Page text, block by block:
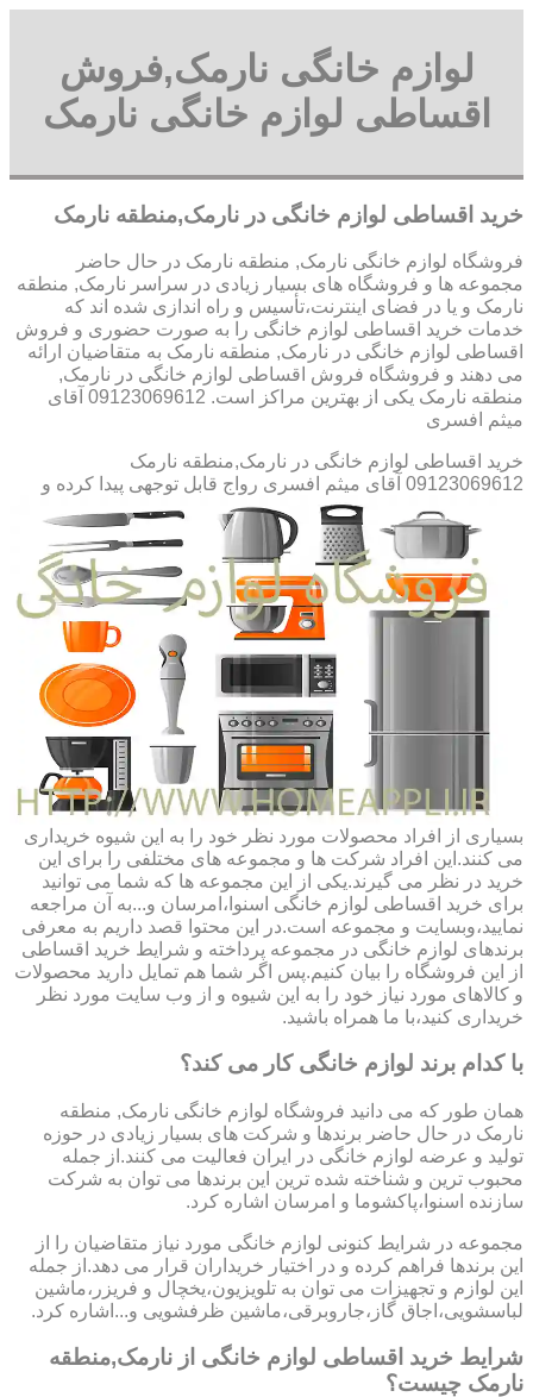
لوازم خانگی نارمک,فروش
اقساطی لوازم خانگی نارمک
خرید اقساطی لوازم خانگی در نارمک,منطقه نارمک
فروشگاه لوازم خانگی نارمک, منطقه نارمک در حال حاضر
مجموعه ها و فروشگاه های بسیار زیادی در سراسر نارمک, منطقه
نارمک و یا در فضای اینترنت،تأسیس و راه اندازی شده اند که
خدمات خرید اقساطی لوازم خانگی را به صورت حضوری و فروش
اقساطی لوازم خانگی در نارمک, منطقه نارمک به متقاضیان ارائه
می دهند و فروشگاه فروش اقساطی لوازم خانگی در نارمک,
منطقه نارمک یکی از بهترین مراکز است. 09123069612 آقای
میثم افسری
خرید اقساطی لوازم خانگی در نارمک,منطقه نارمک
09123069612 آقای میثم افسری
رواج قابل توجهی پیدا کرده و
بسیاری از افراد محصولات مورد نظر خود را به این شیوه خریداری
می کنند.این افراد شرکت ها و مجموعه های مختلفی را برای این
خرید در نظر می گیرند.یکی از این مجموعه ها که شما می توانید
برای خرید اقساطی لوازم خانگی اسنوا،امرسان و...به آن مراجعه
نمایید،وبسایت و مجموعه است.در این محتوا قصد داریم به معرفی
برندهای لوازم خانگی در مجموعه پرداخته و شرایط خرید اقساطی
از این فروشگاه را بیان کنیم.پس اگر شما هم تمایل دارید محصولات
و کالاهای مورد نیاز خود را به این شیوه و از وب سایت مورد نظر
خریداری کنید،با ما همراه باشید.
با کدام برند لوازم خانگی کار می کند؟
همان طور که می دانید فروشگاه لوازم خانگی نارمک, منطقه
نارمک در حال حاضر برندها و شرکت های بسیار زیادی در حوزه
تولید و عرضه لوازم خانگی در ایران فعالیت می کنند.از جمله
محبوب ترین و شناخته شده ترین این برندها می توان به شرکت
سازنده اسنوا،پاکشوما و امرسان اشاره کرد.
مجموعه در شرایط کنونی لوازم خانگی مورد نیاز متقاضیان را از
این برندها فراهم کرده و در اختیار خریداران قرار می دهد.از جمله
این لوازم و تجهیزات می توان به تلویزیون،یخچال و فریزر،ماشین
لباسشویی،اجاق گاز،جاروبرقی،ماشین ظرفشویی و...اشاره کرد.
شرایط خرید اقساطی لوازم خانگی از نارمک,منطقه
نارمک چیست؟